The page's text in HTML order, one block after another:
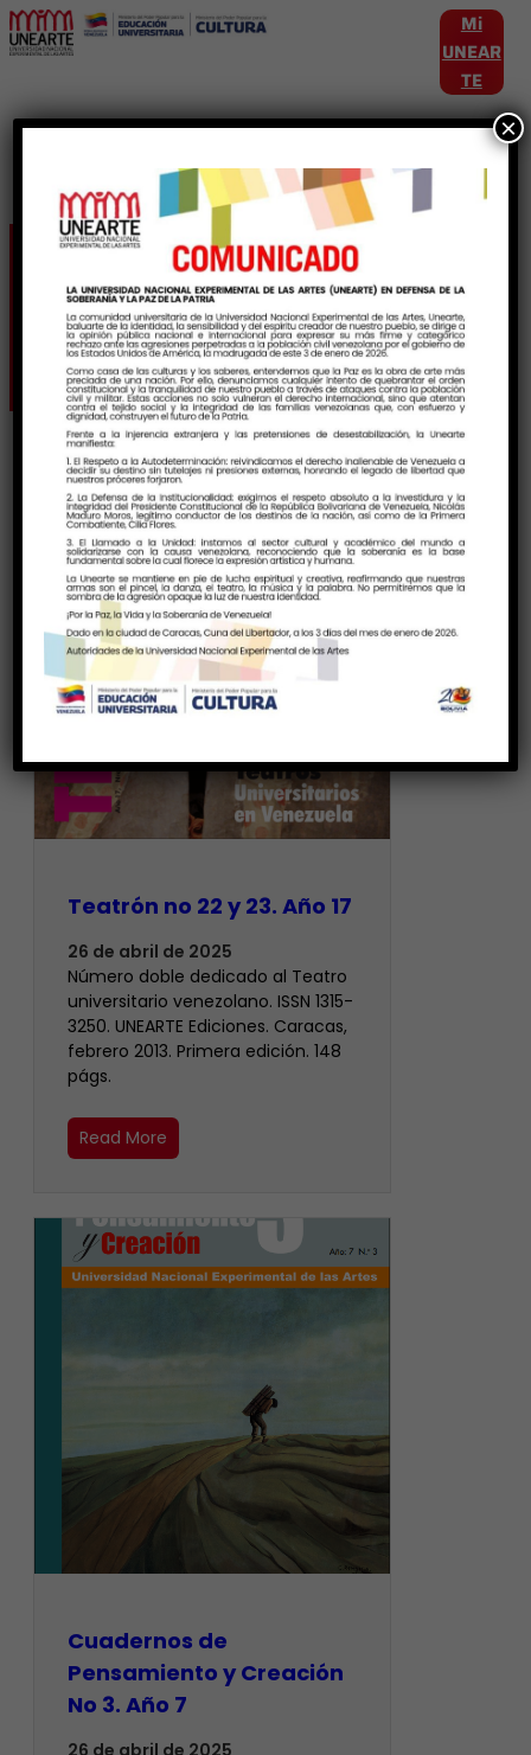
Mi
UNEAR
TE
Etiqueta:
ProyectoArtisticoComunitario
Teatrón no 22 y 23. Año 17
26 de abril de 2025
Número doble dedicado al Teatro
universitario venezolano. ISSN 1315-
3250. UNEARTE Ediciones. Caracas,
febrero 2013. Primera edición. 148
págs.
Read More
Cuadernos de
Pensamiento y Creación
No 3. Año 7
26 de abril de 2025
×